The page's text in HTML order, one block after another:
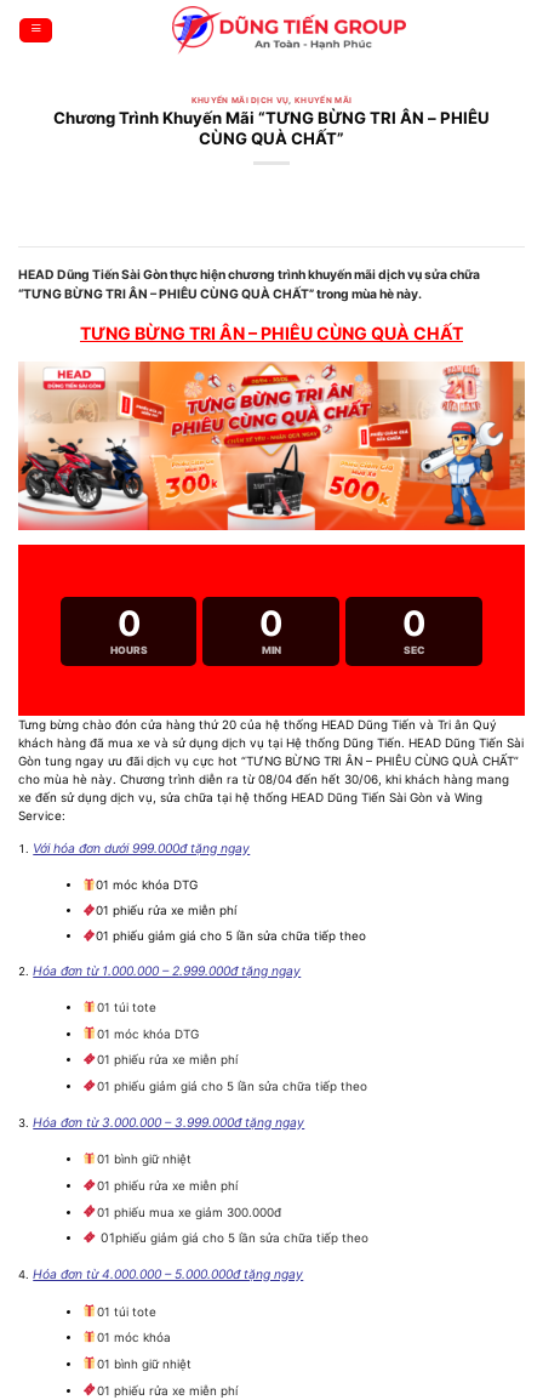
KHUYẾN MÃI DỊCH VỤ, KHUYẾN MÃI
Chương Trình Khuyến Mãi “TƯNG BỪNG TRI ÂN – PHIÊU
CÙNG QUÀ CHẤT”
HEAD Dũng Tiến Sài Gòn thực hiện chương trình khuyến mãi dịch vụ sửa chữa
“TƯNG BỪNG TRI ÂN – PHIÊU CÙNG QUÀ CHẤT” trong mùa hè này.
TƯNG BỪNG TRI ÂN – PHIÊU CÙNG QUÀ CHẤT
0
HOURS
0
MIN
0
SEC
Tưng bừng chào đón cửa hàng thứ 20 của hệ thống HEAD Dũng Tiến và Tri ân Quý
khách hàng đã mua xe và sử dụng dịch vụ tại Hệ thống Dũng Tiến. HEAD Dũng Tiến Sài
Gòn tung ngay ưu đãi dịch vụ cực hot “TƯNG BỪNG TRI ÂN – PHIÊU CÙNG QUÀ CHẤT”
cho mùa hè này. Chương trình diễn ra từ 08/04 đến hết 30/06, khi khách hàng mang
xe đến sử dụng dịch vụ, sửa chữa tại hệ thống HEAD Dũng Tiến Sài Gòn và Wing
Service:
Với hóa đơn dưới 999.000đ tặng ngay
01 móc khóa DTG
01 phiếu rửa xe miễn phí
01 phiếu giảm giá cho 5 lần sửa chữa tiếp theo
Hóa đơn từ 1.000.000 – 2.999.000đ tặng ngay
01 túi tote
01 móc khóa DTG
01 phiếu rửa xe miễn phí
01 phiếu giảm giá cho 5 lần sửa chữa tiếp theo
Hóa đơn từ 3.000.000 – 3.999.000đ tặng ngay
01 bình giữ nhiệt
01 phiếu rửa xe miễn phí
01 phiếu mua xe giảm 300.000đ
01phiếu giảm giá cho 5 lần sửa chữa tiếp theo
Hóa đơn từ 4.000.000 – 5.000.000đ tặng ngay
01 túi tote
01 móc khóa
01 bình giữ nhiệt
01 phiếu rửa xe miễn phí